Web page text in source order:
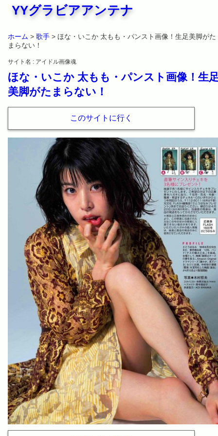
YYグラビアアンテナ
ホーム > 歌手 > ほな・いこか 太もも・パンスト画像！生足美脚がた
まらない！
サイト名 : アイドル画像魂
ほな・いこか 太もも・パンスト画像！生
美脚がたまらない！
このサイトに行く